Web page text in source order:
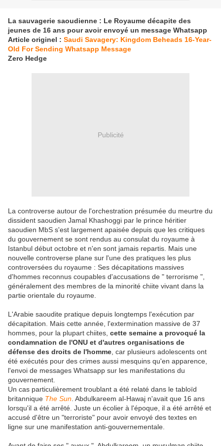
La sauvagerie saoudienne : Le Royaume décapite des
jeunes de 16 ans pour avoir envoyé un message Whatsapp
Article originel : Saudi Savagery: Kingdom Beheads 16-Year-
Old For Sending Whatsapp Message
Zero Hedge
Publicité
La controverse autour de l'orchestration présumée du meurtre du
dissident saoudien Jamal Khashoggi par le prince héritier
saoudien MbS s'est largement apaisée depuis que les critiques
du gouvernement se sont rendus au consulat du royaume à
Istanbul début octobre et n'en sont jamais repartis. Mais une
nouvelle controverse plane sur l'une des pratiques les plus
controversées du royaume : Ses décapitations massives
d'hommes reconnus coupables d'accusations de " terrorisme ",
généralement des membres de la minorité chiite vivant dans la
partie orientale du royaume.
L'Arabie saoudite pratique depuis longtemps l'exécution par
décapitation. Mais cette année, l'extermination massive de 37
hommes, pour la plupart chiites, cette semaine a provoqué la
condamnation de l'ONU et d'autres organisations de
défense des droits de l'homme , car plusieurs adolescents ont
été exécutés pour des crimes aussi mesquins qu'en apparence,
l'envoi de messages Whatsapp sur les manifestations du
gouvernement.
Un cas particulièrement troublant a été relaté dans le tabloïd
britannique The Sun . Abdulkareem al-Hawaj n'avait que 16 ans
lorsqu'il a été arrêté. Juste un écolier à l'époque, il a été arrêté et
accusé d'être un "terroriste" pour avoir envoyé des textes en
ligne sur une manifestation anti-gouvernementale.